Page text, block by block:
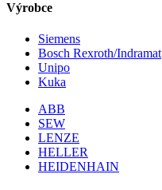
Výrobce
Siemens
Bosch Rexroth/Indramat
Unipo
Kuka
ABB
SEW
LENZE
HELLER
HEIDENHAIN